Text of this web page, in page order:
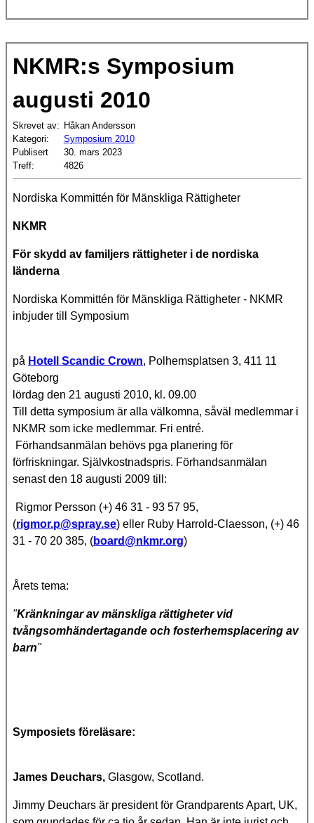
NKMR:s Symposium
augusti 2010
Skrevet av: Håkan Andersson
Kategori:
Symposium 2010
Publisert
30. mars 2023
Treff:
4826
Nordiska Kommittén för Mänskliga Rättigheter
NKMR
För skydd av familjers rättigheter i de nordiska
länderna
Nordiska Kommittén för Mänskliga Rättigheter - NKMR
inbjuder till Symposium
på Hotell Scandic Crown, Polhemsplatsen 3, 411 11
Göteborg
lördag den 21 augusti 2010, kl. 09.00
Till detta symposium är alla välkomna, såväl medlemmar i
NKMR som icke medlemmar. Fri entré.
Förhandsanmälan behövs pga planering för
förfriskningar. Självkostnadspris. Förhandsanmälan
senast den 18 augusti 2009 till:
Rigmor Persson (+) 46 31 - 93 57 95,
(rigmor.p@spray.se) eller Ruby Harrold-Claesson, (+) 46
31 - 70 20 385, (board@nkmr.org)
Årets tema:
"Kränkningar av mänskliga rättigheter vid
tvångsomhändertagande och fosterhemsplacering av
barn"
Symposiets föreläsare:
James Deuchars, Glasgow, Scotland.
Jimmy Deuchars är president för Grandparents Apart, UK,